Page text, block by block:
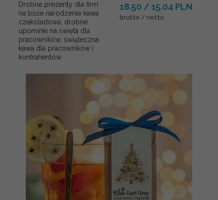
Drobne prezenty dla firm
na boże narodzenie kawa
czekoladowa, drobne
upominki na święta dla
pracowników, świąteczna
kawa dla pracowników i
kontrahentów
18.50 / 15.04 PLN
brutto / netto